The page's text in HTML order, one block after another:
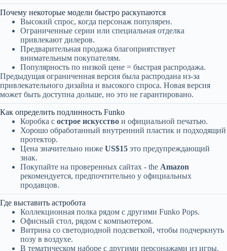
Почему некоторые модели быстро раскупаются
Высокий спрос, когда персонаж популярен.
Ограниченные серии или специальная отделка
привлекают дилеров.
Предварительная продажа благоприятствует
внимательным покупателям.
Популярность по низкой цене = быстрая распродажа.
Предыдущая ограниченная версия была распродана из-за
привлекательного дизайна и высокого спроса. Новая версия
может быть доступна дольше, но это не гарантировано.
Как определить подлинность Funko
Коробка с острое искусство и официальной печатью.
Хорошо обработанный внутренний пластик и подходящий
протектор.
Цена значительно ниже US$15 это предупреждающий
знак.
Покупайте на проверенных сайтах - the Amazon
рекомендуется, предпочтительно у официальных
продавцов.
Где выставить астробота
Коллекционная полка рядом с другими Funko Pops.
Офисный стол, рядом с компьютером.
Витрина со светодиодной подсветкой, чтобы подчеркнуть
позу в воздухе.
В тематическом наборе с другими персонажами из игры.